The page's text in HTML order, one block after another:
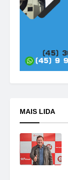
MAIS LIDA